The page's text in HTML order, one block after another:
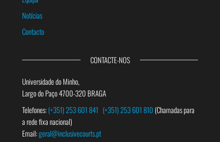
Notícias
Contacto
CONTACTE-NOS
Universidade do Minho,
Largo do Paço 4700-320 BRAGA
Telefones:(+351) 253 601 841 (+351) 253 601 810 (Chamadas para
a rede fixa nacional)
Email:geral@inclusivecourts.pt